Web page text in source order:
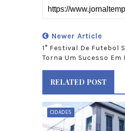
Newer Article
1° Festival De Futebol
Torna Um Sucesso Em
RELATED POST
CIDADES